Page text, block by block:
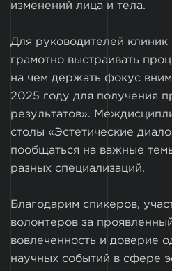
изменений лица и тела.
Для руководителей
грамотно выстраивать
на чем держать фокус
2025 году для получения
результатов».
столы «Эстетические
пообщаться на важные
разных специализаций.
Благодарим спикеров,
волонтеров за
вовлеченность и доверие
научных событий в сфере